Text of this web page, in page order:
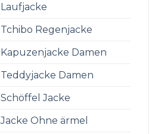
Laufjacke
Tchibo Regenjacke
Kapuzenjacke Damen
Teddyjacke Damen
Schöffel Jacke
Jacke Ohne ärmel